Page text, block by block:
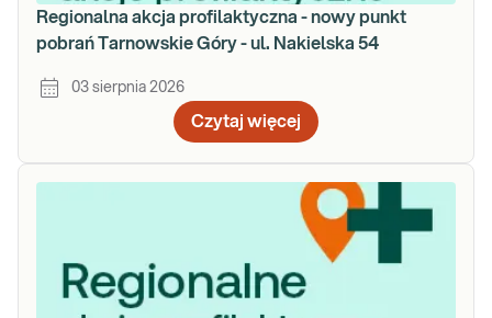
Regionalna akcja profilaktyczna - nowy punkt
pobrań Tarnowskie Góry - ul. Nakielska 54
03 sierpnia 2026
Czytaj więcej